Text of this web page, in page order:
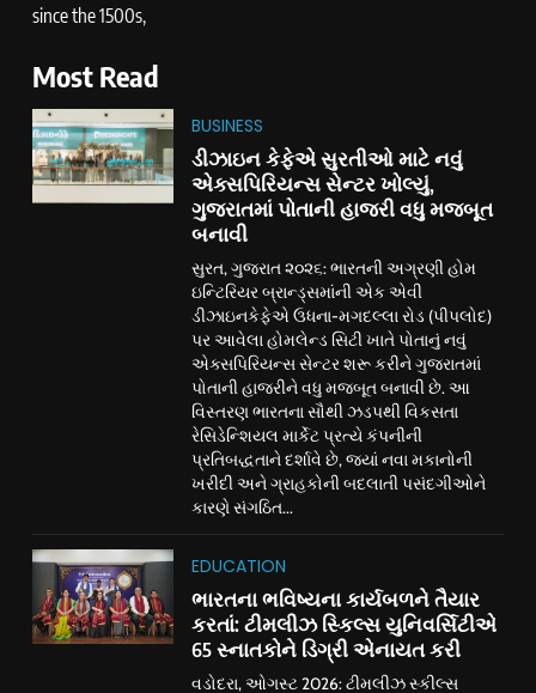
since the 1500s,
Most Read
BUSINESS
ડીઝાઇન કેફેએ સુરતીઓ માટે નવું
એક્સપિરિયન્સ સેન્ટર ખોલ્યું,
ગુજરાતમાં પોતાની હાજરી વધુ મજબૂત
બનાવી
સુરત, ગુજરાત ૨૦૨૬: ભારતની અગ્રણી હોમ
ઇન્ટિરિયર બ્રાન્ડ્સમાંની એક એવી
ડીઝાઇનકેફેએ ઉધના-મગદલ્લા રોડ (પીપલોદ)
પર આવેલા હોમલેન્ડ સિટી ખાતે પોતાનું નવું
એક્સપિરિયન્સ સેન્ટર શરૂ કરીને ગુજરાતમાં
પોતાની હાજરીને વધુ મજબૂત બનાવી છે. આ
વિસ્તરણ ભારતના સૌથી ઝડપથી વિકસતા
રેસિડેન્શિયલ માર્કેટ પ્રત્યે કંપનીની
પ્રતિબદ્ધતાને દર્શાવે છે, જ્યાં નવા મકાનોની
ખરીદી અને ગ્રાહકોની બદલાતી પસંદગીઓને
કારણે સંગઠિત...
EDUCATION
ભારતના ભવિષ્યના કાર્યબળને તૈયાર
કરતાં: ટીમલીઝ સ્કિલ્સ યુનિવર્સિટીએ
65 સ્નાતકોને ડિગ્રી એનાયત કરી
વડોદરા, ઓગસ્ટ 2026: ટીમલીઝ સ્કીલ્સ